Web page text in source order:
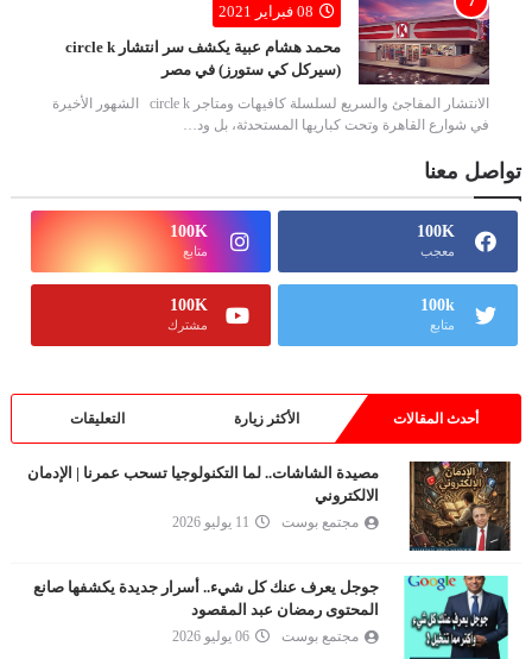
08 فبراير 2021
محمد هشام عبية يكشف سر انتشار circle k
(سيركل كي ستورز) في مصر
الانتشار المفاجئ والسريع لسلسلة كافيهات ومتاجر circle k الشهور الأخيرة
في شوارع القاهرة وتحت كباريها المستحدثة، بل ود…
تواصل معنا
100K
معجب
100K
متابع
100k
متابع
100K
مشترك
أحدث المقالات الأكثر زيارة التعليقات
مصيدة الشاشات.. لما التكنولوجيا تسحب عمرنا | الإدمان
الالكتروني
مجتمع بوست 11 يوليو 2026
جوجل يعرف عنك كل شيء.. أسرار جديدة يكشفها صانع
المحتوى رمضان عبد المقصود
مجتمع بوست 06 يوليو 2026